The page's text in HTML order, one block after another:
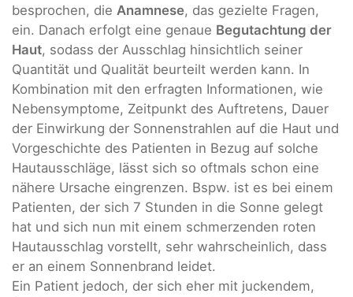
besprochen, die Anamnese, das gezielte Fragen,
ein. Danach erfolgt eine genaue Begutachtung der
Haut, sodass der Ausschlag hinsichtlich seiner
Quantität und Qualität beurteilt werden kann. In
Kombination mit den erfragten Informationen, wie
Nebensymptome, Zeitpunkt des Auftretens, Dauer
der Einwirkung der Sonnenstrahlen auf die Haut und
Vorgeschichte des Patienten in Bezug auf solche
Hautausschläge, lässt sich so oftmals schon eine
nähere Ursache eingrenzen. Bspw. ist es bei einem
Patienten, der sich 7 Stunden in die Sonne gelegt
hat und sich nun mit einem schmerzenden roten
Hautausschlag vorstellt, sehr wahrscheinlich, dass
er an einem Sonnenbrand leidet.
Ein Patient jedoch, der sich eher mit juckendem,